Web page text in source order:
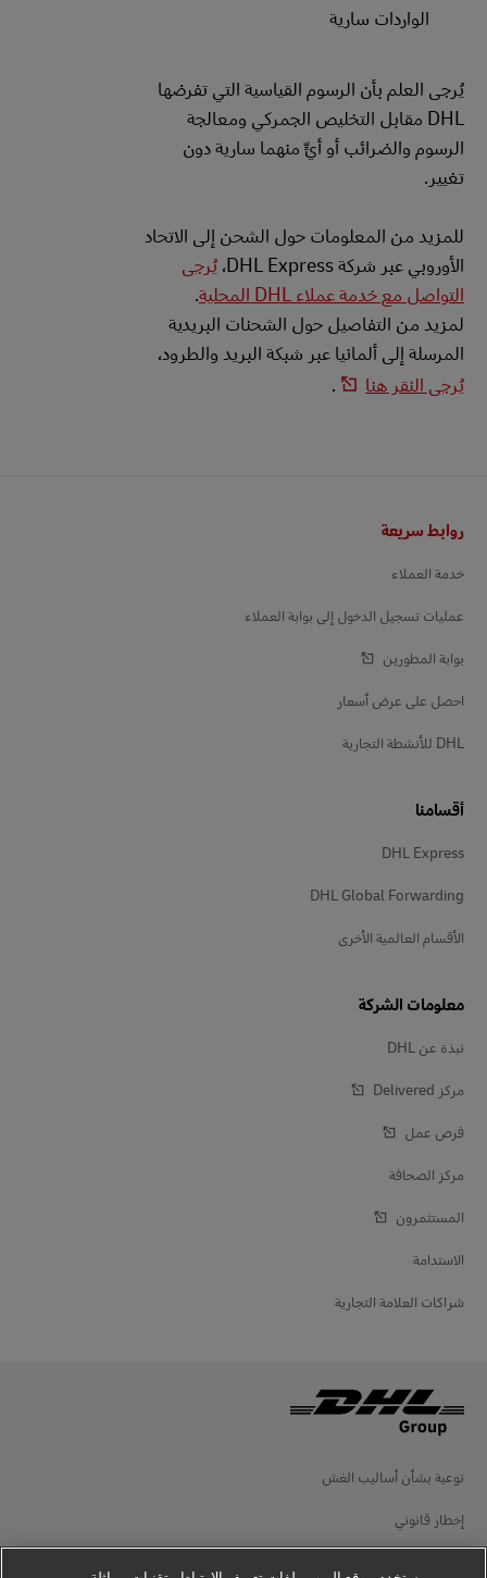
الواردات سارية
يُرجى العلم بأن الرسوم القياسية التي تفرضها
DHL مقابل التخليص الجمركي ومعالجة
الرسوم والضرائب أو أيٍّ منهما سارية دون
تغيير.
للمزيد من المعلومات حول الشحن إلى الاتحاد
الأوروبي عبر شركة DHL Express،
يُرجى
التواصل مع خدمة عملاء DHL المحلية
.
لمزيد من التفاصيل حول الشحنات البريدية
المرسلة إلى ألمانيا عبر شبكة البريد والطرود،
يُرجى النقر هنا
.
روابط سريعة
خدمة العملاء
عمليات تسجيل الدخول إلى بوابة العملاء
بوابة المطورين
احصل على عرض أسعار
DHL للأنشطة التجارية
أقسامنا
DHL Express
DHL Global Forwarding
الأقسام العالمية الأخرى
معلومات الشركة
نبذة عن DHL
مركز Delivered‎
فرص عمل
مركز الصحافة
المستثمرون
الاستدامة
شراكات العلامة التجارية
توعية بشأن أساليب الغش
إخطار قانوني